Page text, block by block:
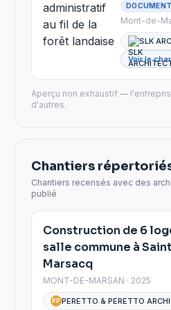
Mont-de-
SLK
Voir le
Aperçu non exhaustif —
d'autres.
Chantiers
Chantiers recensés avec des
publié
Construction de 6
salle commune à
Marsacq
MONT-DE-MARSAN · 2025
PP PERETTO & PERETTO